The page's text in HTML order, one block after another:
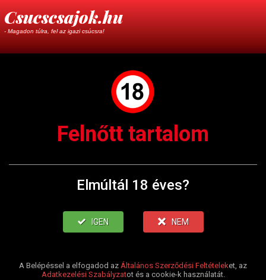
Csucscsajok.hu
- Magadon túlra, fel az igazi csúcsra!
Felnőtt tartalom
Elmúltál 18 éves?
IGEN NEM
A Belépéssel a elfogadod az Általános Szerződési Feltételeket, az
Adatkezelési Szabályzatot és a cookie-k használatát.